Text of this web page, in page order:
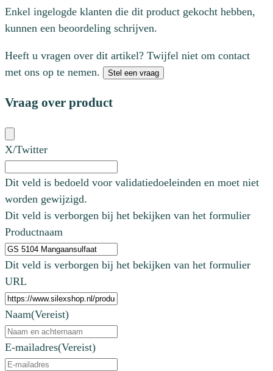
Enkel ingelogde klanten die dit product gekocht hebben,
kunnen een beoordeling schrijven.
Heeft u vragen over dit artikel? Twijfel niet om contact
met ons op te nemen.
Stel een vraag
Vraag over product
X/Twitter
Dit veld is bedoeld voor validatiedoeleinden en moet niet
worden gewijzigd.
Dit veld is verborgen bij het bekijken van het formulier
Productnaam
Dit veld is verborgen bij het bekijken van het formulier
URL
Naam(Vereist)
E-mailadres(Vereist)